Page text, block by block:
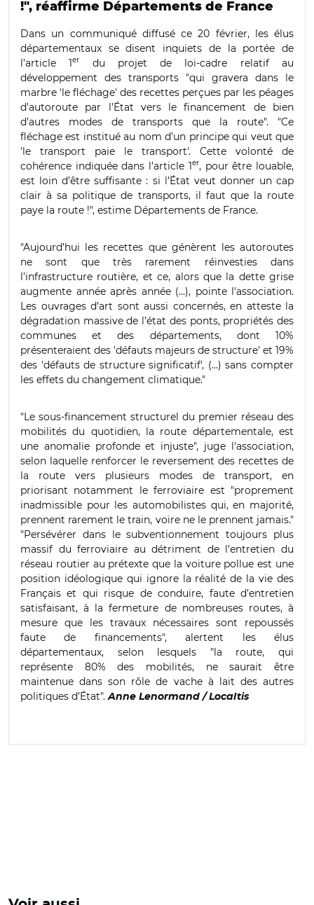
!", réaffirme Départements de France
Dans un communiqué diffusé ce 20 février, les élus
départementaux se disent inquiets de la portée de
l’article 1er
du projet de loi-cadre relatif au
développement des transports "qui gravera dans le
marbre 'le fléchage' des recettes perçues par les péages
d’autoroute par l’État vers le financement de bien
d’autres modes de transports que la route". "Ce
fléchage est institué au nom d’un principe qui veut que
'le transport paie le transport'. Cette volonté de
cohérence indiquée dans l’article 1er, pour être louable,
est loin d’être suffisante : si l’État veut donner un cap
clair à sa politique de transports, il faut que la route
paye la route !", estime Départements de France.
"Aujourd’hui les recettes que génèrent les autoroutes
ne sont que très rarement réinvesties dans
l’infrastructure routière, et ce, alors que la dette grise
augmente année après année (…), pointe l'association.
Les ouvrages d’art sont aussi concernés, en atteste la
dégradation massive de l’état des ponts, propriétés des
communes et des départements, dont 10%
présenteraient des 'défauts majeurs de structure' et 19%
des 'défauts de structure significatif', (…) sans compter
les effets du changement climatique."
"Le sous-financement structurel du premier réseau des
mobilités du quotidien, la route départementale, est
une anomalie profonde et injuste", juge l'association,
selon laquelle renforcer le reversement des recettes de
la route vers plusieurs modes de transport, en
priorisant notamment le ferroviaire est "proprement
inadmissible pour les automobilistes qui, en majorité,
prennent rarement le train, voire ne le prennent jamais."
"Persévérer dans le subventionnement toujours plus
massif du ferroviaire au détriment de l’entretien du
réseau routier au prétexte que la voiture pollue est une
position idéologique qui ignore la réalité de la vie des
Français et qui risque de conduire, faute d’entretien
satisfaisant, à la fermeture de nombreuses routes, à
mesure que les travaux nécessaires sont repoussés
faute de financements", alertent les élus
départementaux, selon lesquels "la route, qui
représente 80% des mobilités, ne saurait être
maintenue dans son rôle de vache à lait des autres
politiques d’État".Anne Lenormand / Localtis